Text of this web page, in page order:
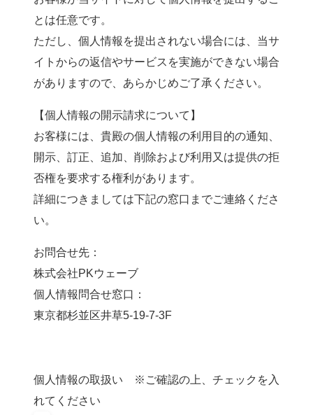
とは任意です。
ただし、個人情報を提出されない場合には、当サ
イトからの返信やサービスを実施ができない場合
がありますので、あらかじめご了承ください。
【個人情報の開示請求について】
お客様には、貴殿の個人情報の利用目的の通知、
開示、訂正、追加、削除および利用又は提供の拒
否権を要求する権利があります。
詳細につきましては下記の窓口までご連絡くださ
い。
お問合せ先：
株式会社PKウェーブ
個人情報問合せ窓口：
東京都杉並区井草5-19-7-3F
個人情報の取扱い ※ご確認の上、チェックを入
れてください